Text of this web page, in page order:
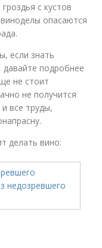
с кустов
опасаются
если знать
подробнее
не стоит
не получится
все труды,
делать вино: